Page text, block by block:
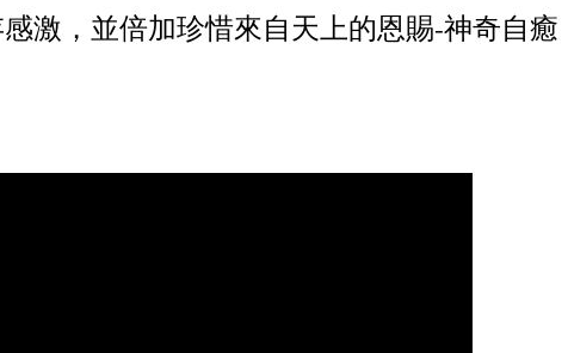
激，並倍加珍惜來自天上的恩賜-神奇自癒